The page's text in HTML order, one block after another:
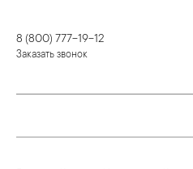
8 (800) 777-19-12
Заказать звонок